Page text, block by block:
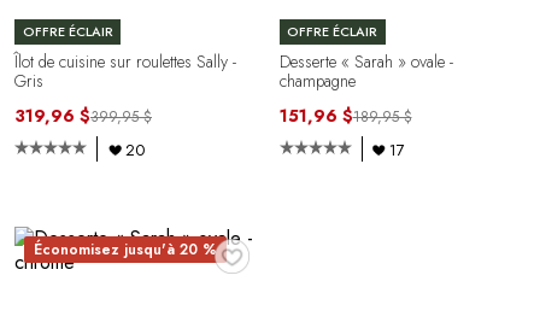
OFFRE ÉCLAIR
Îlot de cuisine sur roulettes Sally -
Gris
319,96 $399,95 $
20
OFFRE ÉCLAIR
Desserte « Sarah » ovale -
champagne
151,96 $189,95 $
17
♥
Économisez jusqu'à 20 %